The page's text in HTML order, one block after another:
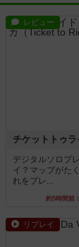
レビュー
デジタルソロプ
イ？マップがた
れをプレ...
約5時間前
リプレイ